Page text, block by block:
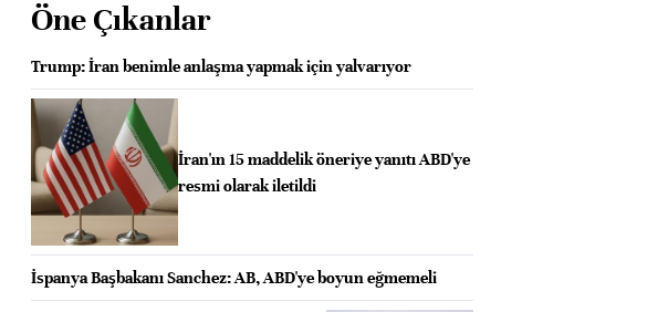
Öne Çıkanlar
Trump: İran benimle anlaşma yapmak için yalvarıyor
İran'ın 15 maddelik öneriye yanıtı ABD'ye
resmi olarak iletildi
İspanya Başbakanı Sanchez: AB, ABD'ye boyun eğmemeli